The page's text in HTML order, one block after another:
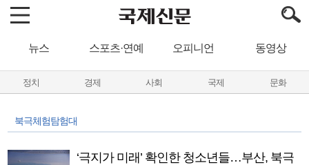
뉴스 스포츠·연예 오피니언 동영상
정치 경제 사회 국제 문화
북극체험탐험대
‘극지가 미래’ 확인한 청소년들…부산, 북극